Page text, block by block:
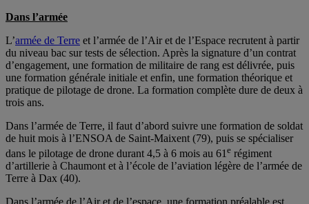
Dans l’armée
L’armée de Terre et l’armée de l’Air et de l’Espace recrutent à partir
du niveau bac sur tests de sélection. Après la signature d’un contrat
d’engagement, une formation de militaire de rang est délivrée, puis
une formation générale initiale et enfin, une formation théorique et
pratique de pilotage de drone. La formation complète dure de deux à
trois ans.
Dans l’armée de Terre, il faut d’abord suivre une formation de soldat
de huit mois à l’ENSOA de Saint-Maixent (79), puis se spécialiser
dans le pilotage de drone durant 4,5 à 6 mois au 61 e régiment
d’artillerie à Chaumont et à l’école de l’aviation légère de l’armée de
Terre à Dax (40).